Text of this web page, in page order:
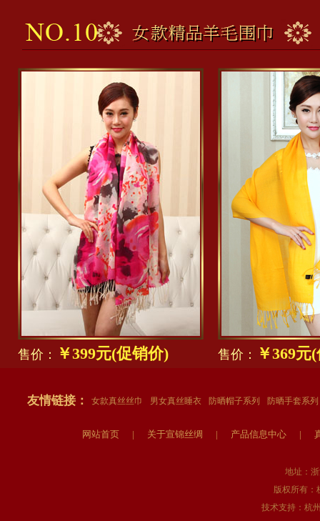
售价： ￥399元(促销价) 售价： ￥369元
友情链接： 女款真丝丝巾 男女真丝睡衣 防晒帽子系列 防晒手套系列
网站首页 | 关于宣锦丝绸 | 产品信息中心 |
地址：
版权所有
技术支持： 杭